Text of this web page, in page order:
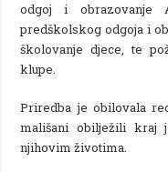
odgoj i obrazovanje
predškolskog odgoja i
školovanje djece, te
klupe.
Priredba je obilovala
mališani obilježili kraj
njihovim životima.